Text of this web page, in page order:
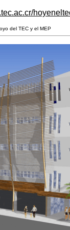
del TEC y el MEP